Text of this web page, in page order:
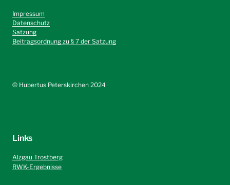
Impressum
Datenschutz
Satzung
Beitragsordnung zu § 7 der Satzung
©️ Hubertus Peterskirchen 2024
Links
Alzgau Trostberg
RWK-Ergebnisse